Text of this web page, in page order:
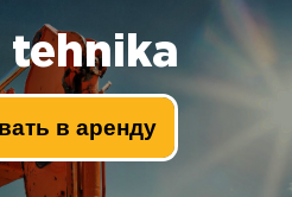
tehnika
в аренду